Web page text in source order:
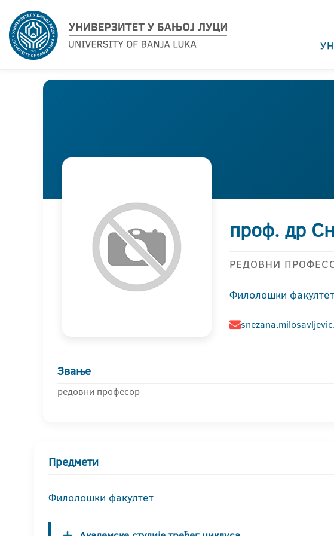
проф. др
РЕДОВНИ
Филолошки факултет
Звање
редовни професор
Предмети
Филолошки факултет